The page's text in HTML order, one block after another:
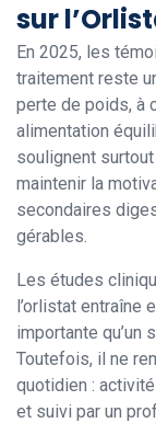
sur
En 2025, les
traitement reste
perte de poids, à
alimentation
soulignent
maintenir la
secondaires
gérables.
Les études
l’orlistat entraîne
importante qu’un
Toutefois, il ne
quotidien :
et suivi par un